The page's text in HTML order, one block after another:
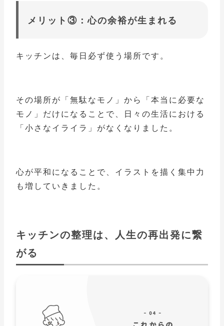
メリット③：心の余裕が生まれる
キッチンは、毎日必ず使う場所です。
その場所が「無駄なモノ」から「本当に必要な
モノ」だけになることで、日々の生活における
「小さなイライラ」がなくなりました。
心が平和になることで、イラストを描く集中力
も増していきました。
キッチンの整理は、人生の再出発に繋
がる